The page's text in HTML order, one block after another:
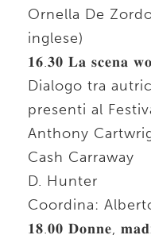
Ornella De
inglese)
𝟏𝟔.𝟑𝟎 𝐋𝐚 𝐬𝐜𝐞𝐧𝐚
Dialogo tra
presenti al
Anthony
Cash Carraway
D. Hunter
Coordina:
𝟏𝟖.𝟎𝟎 𝐃𝐨𝐧𝐧𝐞,